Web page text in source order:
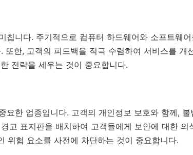
칩니다. 주기적으로 컴퓨터 하드웨어와 소프트웨
한, 고객의 피드백을 적극 수렴하여 서비스를 개
전략을 세우는 것이 중요합니다.
요한 업종입니다. 고객의 개인정보 보호와 함께,
고 표지판을 배치하여 고객들에게 보안에 대한 의
위험 요소를 사전에 차단하는 것이 중요합니다.